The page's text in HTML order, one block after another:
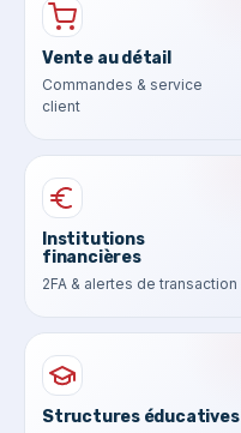
Vente au détail
Commandes & service
client
Institutions
financières
2FA & alertes de transaction
Structures éducatives